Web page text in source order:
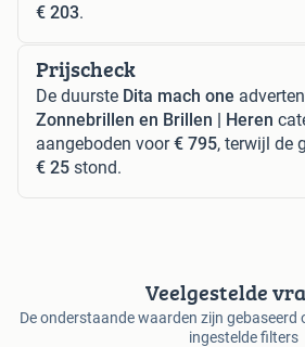
€ 203.
Prijscheck
De duurste Dita mach one
Zonnebrillen en Brillen | Heren
aangeboden voor€ 795, terwijl de
€ 25 stond.
Veelgestelde
De onderstaande waarden zijn gebaseerd
ingestelde filters